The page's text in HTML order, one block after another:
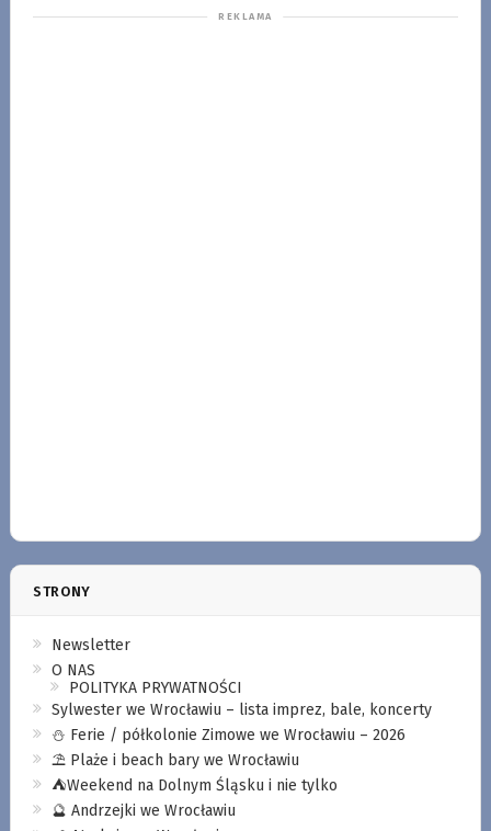
STRONY
Newsletter
O NAS
POLITYKA PRYWATNOŚCI
Sylwester we Wrocławiu – lista imprez, bale, koncerty
⛄️ Ferie / półkolonie Zimowe we Wrocławiu – 2026
⛱️ Plaże i beach bary we Wrocławiu
⛺️Weekend na Dolnym Śląsku i nie tylko
🔮 Andrzejki we Wrocławiu